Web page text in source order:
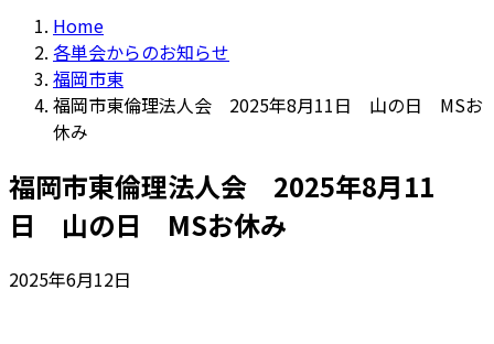
Home
各単会からのお知らせ
福岡市東
福岡市東倫理法人会 2025年8月11日 山の日 MSお
休み
福岡市東倫理法人会 2025年8月11
日 山の日 MSお休み
2025年6月12日